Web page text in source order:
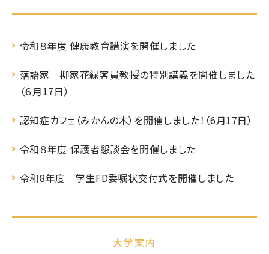
令和８年度 健康教育講演を開催しました
落語家 柳家花緑客員教授の特別講義を開催しました
（６月17日）
認知症カフェ（みかんの木）を開催しました！（6月17日）
令和８年度 保護者懇談会を開催しました
令和8年度 学生FD委嘱状交付式を開催しました
大学案内